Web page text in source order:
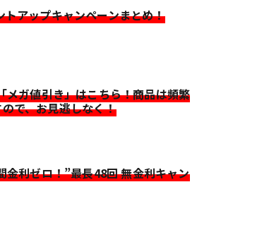
アップキャンペーンまとめ！
メガ値引き」はこちら！商品は頻繁
で、お見逃しなく！
金利ゼロ！”最長48回 無金利キャン